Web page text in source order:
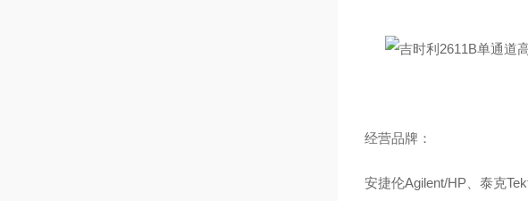
经营品牌：
安捷伦Agilent/HP、泰克